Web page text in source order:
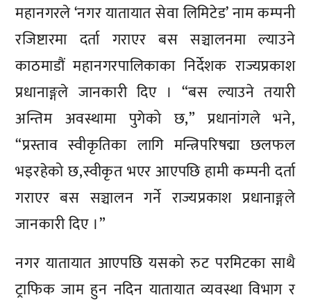
महानगरले ‘नगर यातायात सेवा लिमिटेड’ नाम कम्पनी
रजिष्टारमा दर्ता गराएर बस सञ्चालनमा ल्याउने
काठमाडौं महानगरपालिकाका निर्देशक राज्यप्रकाश
प्रधानाङ्गले जानकारी दिए । “बस ल्याउने तयारी
अन्तिम अवस्थामा पुगेको छ,” प्रधानांगले भने,
“प्रस्ताव स्वीकृतिका लागि मन्त्रिपरिषद्मा छलफल
भइरहेको छ,स्वीकृत भएर आएपछि हामी कम्पनी दर्ता
गराएर बस सञ्चालन गर्ने राज्यप्रकाश प्रधानाङ्गले
जानकारी दिए ।”
नगर यातायात आएपछि यसको रुट परमिटका साथै
ट्राफिक जाम हुन नदिन यातायात व्यवस्था विभाग र